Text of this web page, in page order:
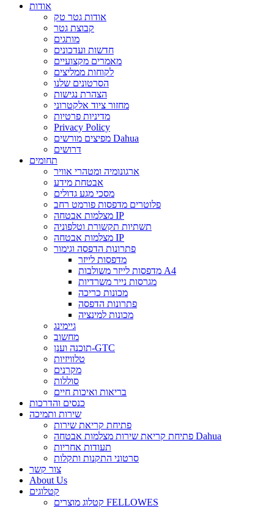
אודות
אודות גטר טק
קבוצת גטר
מותגים
חדשות ועדכונים
מאמרים מקצועיים
לקוחות ממליצים
הסרטונים שלנו
הצהרת נגישות
מחזור ציוד אלקטרוני
מדיניות פרטיות
Privacy Policy
מפיצים מורשים Dahua
דרושים
תחומים
ארגונומיה ומטהרי אוויר
אבטחת מידע
מסכי מגע גדולים
פלוטרים מדפסות פורמט רחב
מצלמות אבטחה IP
תשתיות תקשורת וטלפוניה
מצלמות אבטחה IP
פתרונות הדפסה וגימור
מדפסות לייזר
מדפסות לייזר משולבות A4
מגרסות נייר משרדיות
מכונות כריכה
פתרונות הדפסה
מכונות למינציה
גיימינג
מחשוב
תוכנה וענן-GTC
טלוויזיות
מקרנים
סוללות
בריאות ואיכות חיים
כנסים והדרכות
שירות ותמיכה
פתיחת קריאת שירות
פתיחת קריאת שירות מצלמות אבטחה Dahua
תעודות אחריות
סרטוני התקנות ותקלות
צור קשר
About Us
קטלוגים
קטלוג מוצרים FELLOWES